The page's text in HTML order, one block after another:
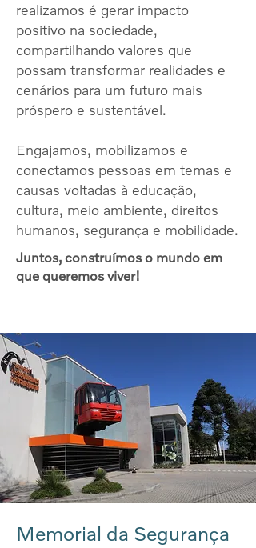
realizamos é gerar impacto
positivo na sociedade,
compartilhando valores que
possam transformar realidades e
cenários para um futuro mais
próspero e sustentável.
Engajamos, mobilizamos e
conectamos pessoas em temas e
causas voltadas à educação,
cultura, meio ambiente, direitos
humanos, segurança e mobilidade.
Juntos, construímos o mundo em
que queremos viver!
Memorial da Segurança